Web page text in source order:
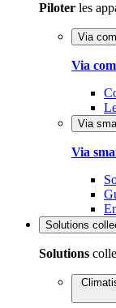
Piloter les
Via
Via
Via
Via
Solutions
Solutions